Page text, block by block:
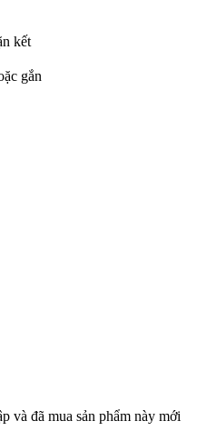
kết
gắn
và đã mua sản phẩm này mới